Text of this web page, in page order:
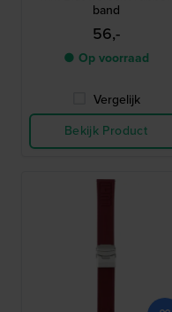
band
56,-
● Op voorraad
Vergelijk
Bekijk Product